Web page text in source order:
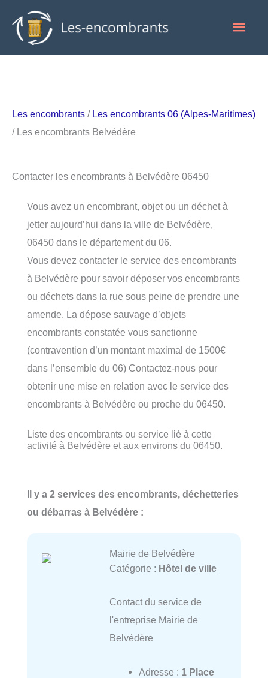
contenu
Les encombrants / Les encombrants 06 (Alpes-Maritimes)
/ Les encombrants Belvédère
Contacter les encombrants à Belvédère 06450
Vous avez un encombrant, objet ou un déchet à
jetter aujourd’hui dans la ville de Belvédère,
06450 dans le département du 06.
Vous devez contacter le service des encombrants
à Belvédère pour savoir déposer vos encombrants
ou déchets dans la rue sous peine de prendre une
amende. La dépose sauvage d’objets
encombrants constatée vous sanctionne
(contravention d’un montant maximal de 1500€
dans l’ensemble du 06) Contactez-nous pour
obtenir une mise en relation avec le service des
encombrants à Belvédère ou proche du 06450.
Liste des encombrants ou service lié à cette
activité à Belvédère et aux environs du 06450.
Il y a 2 services des encombrants, déchetteries
ou débarras à Belvédère :
Mairie de Belvédère
Catégorie : Hôtel de ville
Contact du service de
l'entreprise Mairie de
Belvédère
Adresse : 1 Place